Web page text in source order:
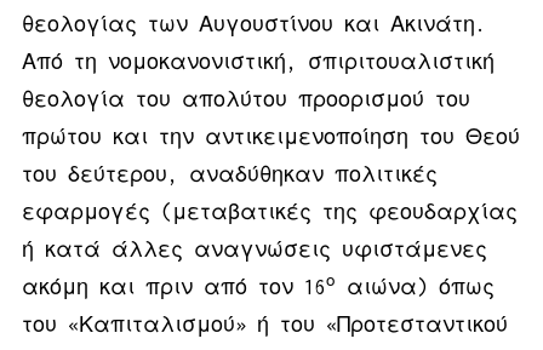
θεολογίας των Αυγουστίνου και Ακινάτη.
Από τη νομοκανονιστική, σπιριτουαλιστική
θεολογία του απολύτου προορισμού του
πρώτου και την αντικειμενοποίηση του Θεού
του δεύτερου, αναδύθηκαν πολιτικές
εφαρμογές (μεταβατικές της φεουδαρχίας
ή κατά άλλες αναγνώσεις υφιστάμενες
ακόμη και πριν από τον 16ο
αιώνα) όπως
του «Καπιταλισμού» ή του «Προτεσταντικού